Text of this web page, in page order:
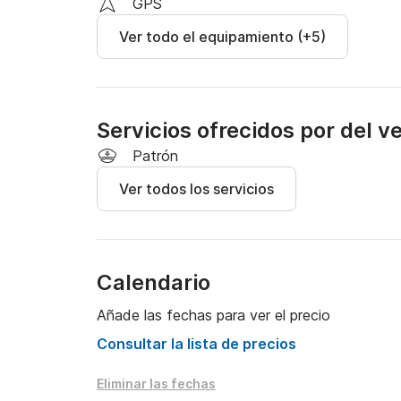
GPS
Ver todo el equipamiento (+5)
Servicios ofrecidos por del
Patrón
Ver todos los servicios
Calendario
Añade las fechas para ver el precio
Consultar la lista de precios
Eliminar las fechas